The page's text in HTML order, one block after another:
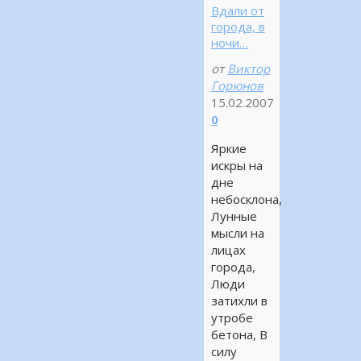
Вдали от
города, в
ночи…
от Виктор
Горюнов
15.02.2007
0
Яркие
искры на
дне
небосклона,
Лунные
мысли на
лицах
города,
Люди
затихли в
утробе
бетона, В
силу